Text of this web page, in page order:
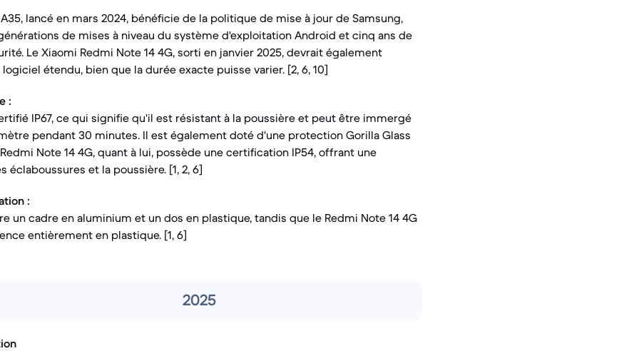
lancé en mars 2024, bénéficie de la politique de mise à jour de Samsung,
de mises à niveau du système d'exploitation Android et cinq ans de
Le Xiaomi Redmi Note 14 4G, sorti en janvier 2025, devrait également
étendu, bien que la durée exacte puisse varier. [2, 6, 10]
:
IP67, ce qui signifie qu'il est résistant à la poussière et peut être immergé
pendant 30 minutes. Il est également doté d'une protection Gorilla Glass
Note 14 4G, quant à lui, possède une certification IP54, offrant une
et la poussière. [1, 2, 6]
:
un cadre en aluminium et un dos en plastique, tandis que le Redmi Note 14 4G
entièrement en plastique. [1, 6]
2025